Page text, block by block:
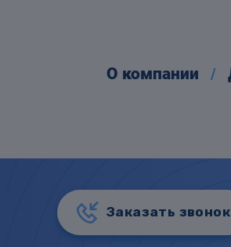
О компании
Заказать звонок